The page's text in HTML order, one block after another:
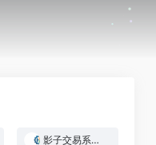
影子交易系统 — 跟着做市商赚钱